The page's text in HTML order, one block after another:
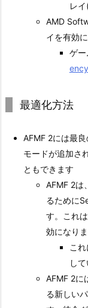
レ
AMD
イを有効
ゲー
最適化方法
AFMF 2には最
モードが追加さ
ともできます
AFMF 2は
るために
す。これ
効になり
こ
し
AFMF 2に
る新しい